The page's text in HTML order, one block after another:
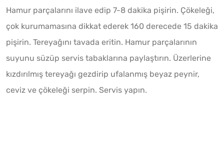
Hamur parçalarını ilave edip 7-8 dakika pişirin. Çökeleği,
çok kurumamasına dikkat ederek 160 derecede 15 dakika
pişirin. Tereyağını tavada eritin. Hamur parçalarının
suyunu süzüp servis tabaklarına paylaştırın. Üzerlerine
kızdırılmış tereyağı gezdirip ufalanmış beyaz peynir,
ceviz ve çökeleği serpin. Servis yapın.